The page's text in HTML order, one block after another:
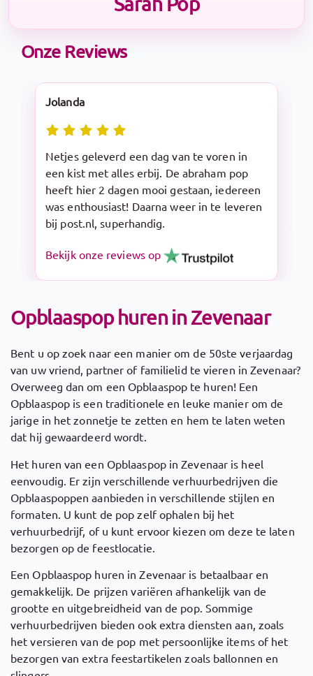
Onze Reviews
Nadine
Snelle levering en makkelijk op te zetten.
De Sarah pop is een aanrader!
Bekijk onze reviews op
Opblaaspop huren in Zevenaar
Bent u op zoek naar een manier om de 50ste verjaardag
van uw vriend, partner of familielid te vieren in Zevenaar?
Overweeg dan om een Opblaaspop te huren! Een
Opblaaspop is een traditionele en leuke manier om de
jarige in het zonnetje te zetten en hem te laten weten
dat hij gewaardeerd wordt.
Het huren van een Opblaaspop in Zevenaar is heel
eenvoudig. Er zijn verschillende verhuurbedrijven die
Opblaaspoppen aanbieden in verschillende stijlen en
formaten. U kunt de pop zelf ophalen bij het
verhuurbedrijf, of u kunt ervoor kiezen om deze te laten
bezorgen op de feestlocatie.
Een Opblaaspop huren in Zevenaar is betaalbaar en
gemakkelijk. De prijzen variëren afhankelijk van de
grootte en uitgebreidheid van de pop. Sommige
verhuurbedrijven bieden ook extra diensten aan, zoals
het versieren van de pop met persoonlijke items of het
bezorgen van extra feestartikelen zoals ballonnen en